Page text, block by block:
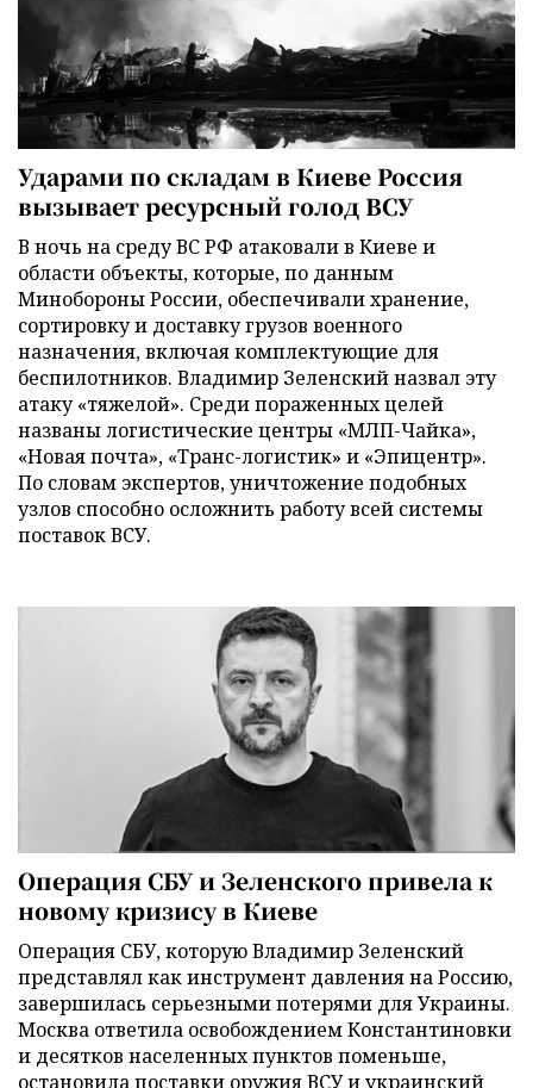
Ударами по складам в Киеве Россия
вызывает ресурсный голод ВСУ
В ночь на среду ВС РФ атаковали в Киеве и
области объекты, которые, по данным
Минобороны России, обеспечивали хранение,
сортировку и доставку грузов военного
назначения, включая комплектующие для
беспилотников. Владимир Зеленский назвал эту
атаку «тяжелой». Среди пораженных целей
названы логистические центры «МЛП-Чайка»,
«Новая почта», «Транс-логистик» и «Эпицентр».
По словам экспертов, уничтожение подобных
узлов способно осложнить работу всей системы
поставок ВСУ.
Операция СБУ и Зеленского привела к
новому кризису в Киеве
Операция СБУ, которую Владимир Зеленский
представлял как инструмент давления на Россию,
завершилась серьезными потерями для Украины.
Москва ответила освобождением Константиновки
и десятков населенных пунктов поменьше,
остановила поставки оружия ВСУ и украинский